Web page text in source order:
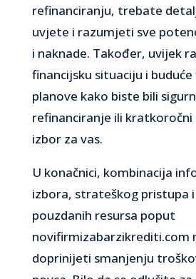
refinanciranju, trebate
uvjete i razumjeti sve
i naknade. Također, uvijek
financijsku situaciju i buduće
planove kako biste bili
refinanciranje ili
izbor za vas.
U konačnici, kombinacija
izbora, strateškog pristupa
pouzdanih resursa poput
novifirmizabarzikrediti.com
doprinijeti smanjenju